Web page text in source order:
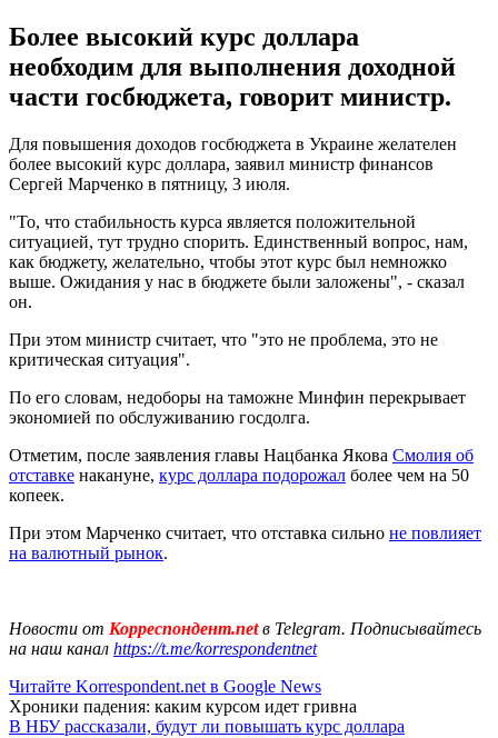
Более высокий курс доллара
необходим для выполнения доходной
части госбюджета, говорит министр.
Для повышения доходов госбюджета в Украине желателен
более высокий курс доллара, заявил министр финансов
Сергей Марченко в пятницу, 3 июля.
"То, что стабильность курса является положительной
ситуацией, тут трудно спорить. Единственный вопрос, нам,
как бюджету, желательно, чтобы этот курс был немножко
выше. Ожидания у нас в бюджете были заложены", - сказал
он.
При этом министр считает, что "это не проблема, это не
критическая ситуация".
По его словам, недоборы на таможне Минфин перекрывает
экономией по обслуживанию госдолга.
Отметим, после заявления главы Нацбанка Якова Смолия об
отставке накануне, курс доллара подорожал более чем на 50
копеек.
При этом Марченко считает, что отставка сильно не повлияет
на валютный рынок.
Новости от Корреспондент.netв Telegram. Подписывайтесь
на наш канал https://t.me/korrespondentnet
Читайте Korrespondent.net в Google News
Хроники падения: каким курсом идет гривна
В НБУ рассказали, будут ли повышать курс доллара